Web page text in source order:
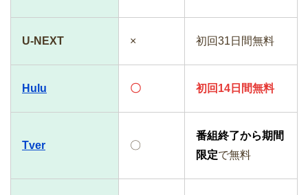
U-NEXT × 初回31日間無料
Hulu 〇 初回14日間無料
Tver 〇
番組終了から期間
限定で無料